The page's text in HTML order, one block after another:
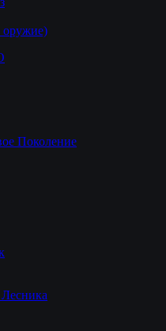
оружие)
Поколение